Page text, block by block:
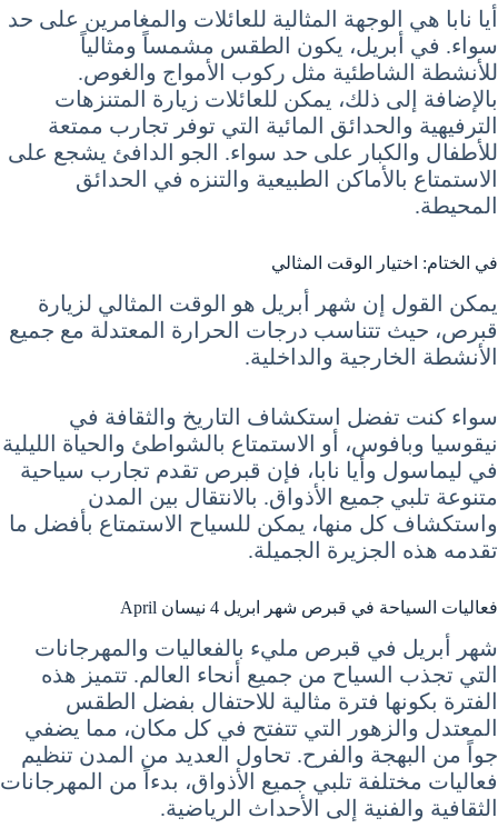
أيا نابا هي الوجهة المثالية للعائلات والمغامرين على حد
سواء. في أبريل، يكون الطقس مشمساً ومثالياً
للأنشطة الشاطئية مثل ركوب الأمواج والغوص.
بالإضافة إلى ذلك، يمكن للعائلات زيارة المتنزهات
الترفيهية والحدائق المائية التي توفر تجارب ممتعة
للأطفال والكبار على حد سواء. الجو الدافئ يشجع على
الاستمتاع بالأماكن الطبيعية والتنزه في الحدائق
المحيطة.
في الختام: اختيار الوقت المثالي
يمكن القول إن شهر أبريل هو الوقت المثالي لزيارة
قبرص، حيث تتناسب درجات الحرارة المعتدلة مع جميع
الأنشطة الخارجية والداخلية.
سواء كنت تفضل استكشاف التاريخ والثقافة في
نيقوسيا وبافوس، أو الاستمتاع بالشواطئ والحياة الليلية
في ليماسول وأيا نابا، فإن قبرص تقدم تجارب سياحية
متنوعة تلبي جميع الأذواق. بالانتقال بين المدن
واستكشاف كل منها، يمكن للسياح الاستمتاع بأفضل ما
تقدمه هذه الجزيرة الجميلة.
فعاليات السياحة في قبرص شهر ابريل 4 نيسان April
شهر أبريل في قبرص مليء بالفعاليات والمهرجانات
التي تجذب السياح من جميع أنحاء العالم. تتميز هذه
الفترة بكونها فترة مثالية للاحتفال بفضل الطقس
المعتدل والزهور التي تتفتح في كل مكان، مما يضفي
جواً من البهجة والفرح. تحاول العديد من المدن تنظيم
فعاليات مختلفة تلبي جميع الأذواق، بدءاً من المهرجانات
الثقافية والفنية إلى الأحداث الرياضية.